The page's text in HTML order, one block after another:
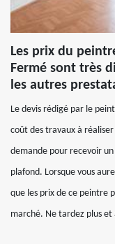
Les prix du
Fermé sont très
les autres
Le devis rédigé par le
coût des travaux à
demande pour recevoir
plafond. Lorsque vous
que les prix de ce peintre
marché. Ne tardez plus et